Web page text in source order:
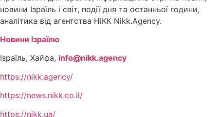
новини Ізраїль і світ, події дня та останньої години,
аналітика від агентства НіКК Nikk.Agency.
Новини Ізраїлю
Ізраїль, Хайфа, info@nikk.agency
https://nikk.agency/
https://news.nikk.co.il/
https://nikk.ua/